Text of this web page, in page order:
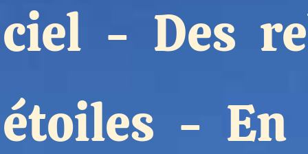
Visites d'ateliers
Formation
ciel - Des
étoiles - En